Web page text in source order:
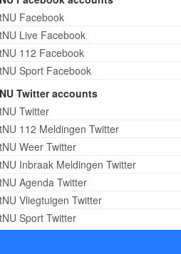
Facebook
Live Facebook
112 Facebook
Sport Facebook
Twitter accounts
Twitter
112 Meldingen Twitter
Weer Twitter
Inbraak Meldingen Twitter
Agenda Twitter
Vliegtuigen Twitter
Sport Twitter